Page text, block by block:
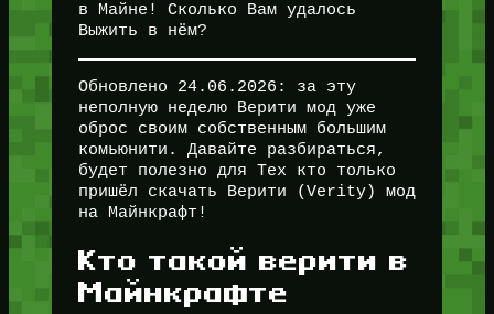
в Майне! Сколько Вам удалось
Выжить в нём?
Обновлено 24.06.2026: за эту
неполную неделю Верити мод уже
оброс своим собственным большим
комьюнити. Давайте разбираться,
будет полезно для Тех кто только
пришёл скачать Верити (Verity) мод
на Майнкрафт!
Кто такой верити в
Майнкрафте